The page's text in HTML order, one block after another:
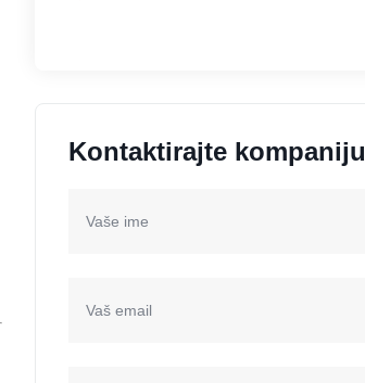
Kontaktirajte kompaniju